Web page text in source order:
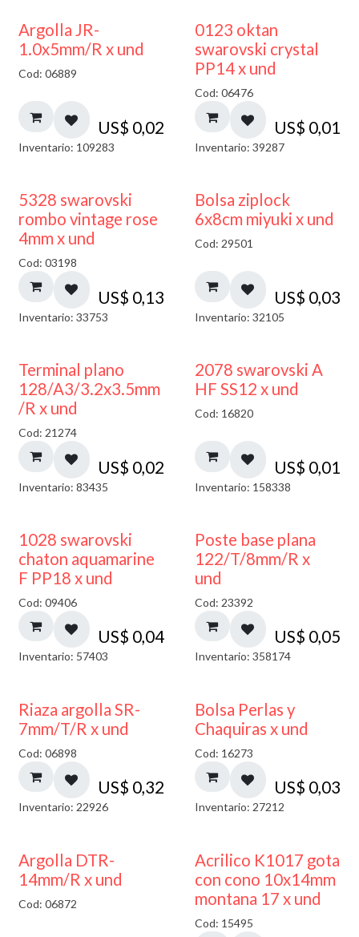
Argolla JR-
1.0x5mm/R x und
Cod: 06889
US$ 0,02
Inventario: 109283
0123 oktan
swarovski crystal
PP14 x und
Cod: 06476
US$ 0,01
Inventario: 39287
5328 swarovski
rombo vintage rose
4mm x und
Cod: 03198
US$ 0,13
Inventario: 33753
¡NUEVO!
Bolsa ziplock
6x8cm miyuki x und
Cod: 29501
US$ 0,03
Inventario: 32105
Terminal plano
128/A3/3.2x3.5mm
/R x und
Cod: 21274
US$ 0,02
Inventario: 83435
2078 swarovski A
HF SS12 x und
Cod: 16820
US$ 0,01
Inventario: 158338
1028 swarovski
chaton aquamarine
F PP18 x und
Cod: 09406
US$ 0,04
Inventario: 57403
Poste base plana
122/T/8mm/R x
und
Cod: 23392
US$ 0,05
Inventario: 358174
Riaza argolla SR-
7mm/T/R x und
Cod: 06898
US$ 0,32
Inventario: 22926
Bolsa Perlas y
Chaquiras x und
Cod: 16273
US$ 0,03
Inventario: 27212
Argolla DTR-
14mm/R x und
Cod: 06872 50% DESCUENTO
Acrilico K1017 gota
con cono 10x14mm
montana 17 x und
Cod: 15495